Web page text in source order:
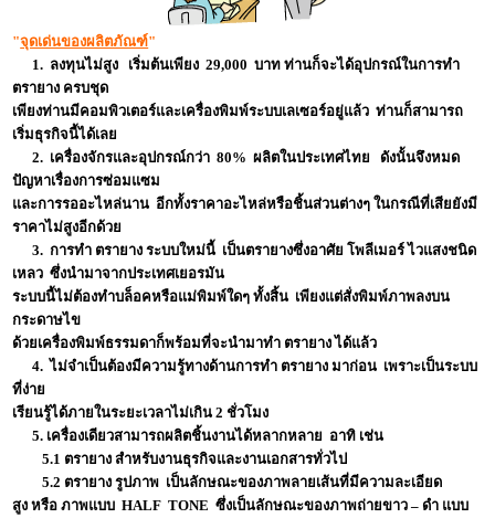
"จุดเด่นของผลิตภัณฑ์"
1. ลงทุนไม่สูง เริ่มต้นเพียง 29,000 บาท ท่านก็จะได้อุปกรณ์ในการทำ
ตรายาง ครบชุด
เพียงท่านมีคอมพิวเตอร์และเครื่องพิมพ์ระบบเลเซอร์อยู่แล้ว ท่านก็สามารถ
เริ่มธุรกิจนี้ได้เลย
2. เครื่องจักรและอุปกรณ์กว่า 80% ผลิตในประเทศไทย ดังนั้นจึงหมด
ปัญหาเรื่องการซ่อมแซม
และการรออะไหล่นาน อีกทั้งราคาอะไหล่หรือชิ้นส่วนต่างๆ ในกรณีที่เสียยังมี
ราคาไม่สูงอีกด้วย
3. การทำ ตรายาง ระบบใหม่นี้ เป็นตรายางซึ่งอาศัย โพลีเมอร์ ไวแสงชนิด
เหลว ซึ่งนำมาจากประเทศเยอรมัน
ระบบนี้ไม่ต้องทำบล็อคหรือแม่พิมพ์ใดๆ ทั้งสิ้น เพียงแต่สั่งพิมพ์ภาพลงบน
กระดาษไข
ด้วยเครื่องพิมพ์ธรรมดาก็พร้อมที่จะนำมาทำ ตรายาง ได้แล้ว
4. ไม่จำเป็นต้องมีความรู้ทางด้านการทำ ตรายาง มาก่อน เพราะเป็นระบบ
ที่ง่าย
เรียนรู้ได้ภายในระยะเวลาไม่เกิน 2 ชั่วโมง
5. เครื่องเดียวสามารถผลิตชิ้นงานได้หลากหลาย อาทิ เช่น
5.1 ตรายาง สำหรับงานธุรกิจและงานเอกสารทั่วไป
5.2 ตรายาง รูปภาพ เป็นลักษณะของภาพลายเส้นที่มีความละเอียด
สูง หรือ ภาพแบบ HALF TONE ซึ่งเป็นลักษณะของภาพถ่ายขาว – ดำ แบบ